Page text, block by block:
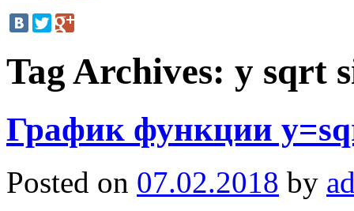
Tag Archives: y sqrt
График функции
Posted on 07.02.2018 by